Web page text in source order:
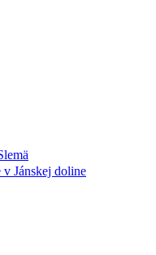
Jánskej doline